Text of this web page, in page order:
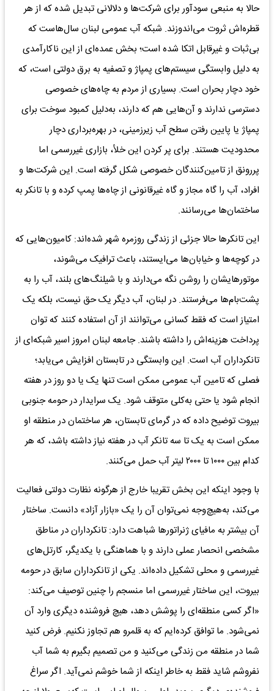
حالا به منبعی سودآور برای شرکت‌ها و دلالانی تبدیل شده که از هر
قطره‌اش ثروت می‌اندوزند. شبکه آب عمومی لبنان سال‌هاست که
بی‌ثبات و غیرقابل اتکا شده است؛ بخش عمده‌ای از این ناکارآمدی
به دلیل وابستگی سیستم‌های پمپاژ و تصفیه به برق دولتی است، که
خود دچار بحران است. بسیاری از مردم به چاه‌های خصوصی
دسترسی ندارند و آن‌هایی هم که دارند، به‌دلیل کمبود سوخت برای
پمپاژ یا پایین رفتن سطح آب زیرزمینی، در بهره‌برداری دچار
محدودیت هستند. برای پر کردن این خلأ، بازاری غیررسمی اما
پررونق از تامین‌کنندگان خصوصی شکل گرفته است. این شرکت‌ها و
افراد، آب را گاه مجاز و گاه غیرقانونی از چاه‌ها پمپ کرده و با تانکر به
ساختمان‌ها می‌رسانند.
این تانکرها حالا جزئی از زندگی روزمره شهر شده‌اند: کامیون‌هایی که
در کوچه‌ها و خیابان‌ها می‌ایستند، باعث ترافیک می‌شوند،
موتورهایشان را روشن نگه می‌دارند و با شیلنگ‌های بلند، آب را به
پشت‌بام‌ها می‌فرستند. در لبنان، آب دیگر یک حق نیست، بلکه یک
امتیاز است که فقط کسانی می‌توانند از آن استفاده کنند که توان
پرداخت هزینه‌اش را داشته باشند. جامعه لبنان امروز اسیر شبکه‌ای از
تانکرداران آب است. این وابستگی در تابستان افزایش می‌یابد؛
فصلی که تامین آب عمومی ممکن است تنها یک یا دو روز در هفته
انجام شود یا حتی به‌کلی متوقف شود. یک سرایدار در حومه جنوبی
بیروت توضیح داده که در گرمای تابستان، هر ساختمان در منطقه او
ممکن است به یک تا سه تانکر آب در هفته نیاز داشته باشد، که هر
کدام بین ۱۰۰۰ تا ۲۰۰۰ لیتر آب حمل می‌کنند.
با وجود اینکه این بخش تقریبا خارج از هرگونه نظارت دولتی فعالیت
می‌کند، به‌هیچ‌وجه نمی‌توان آن را یک «بازار آزاد» دانست. ساختار
آن بیشتر به مافیای ژنراتورها شباهت دارد: تانکرداران در مناطق
مشخصی انحصار عملی دارند و با هماهنگی با یکدیگر، کارتل‌های
غیررسمی و محلی تشکیل داده‌اند. یکی از تانکرداران سابق در حومه
بیروت، این ساختار غیررسمی اما منسجم را چنین توصیف می‌کند:
«اگر کسی منطقه‌ای را پوشش دهد، هیچ فروشنده دیگری وارد آن
نمی‌شود. ما توافق کرده‌ایم که به قلمرو هم تجاوز نکنیم. فرض کنید
شما در منطقه من زندگی می‌کنید و من تصمیم بگیرم به شما آب
نفروشم شاید فقط به خاطر اینکه از شما خوشم نمی‌آید. اگر سراغ